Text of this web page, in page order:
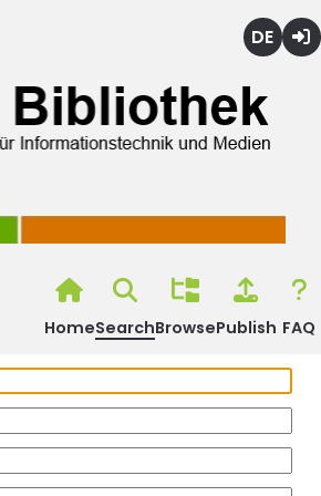
HomeSearchBrowsePublish FAQ